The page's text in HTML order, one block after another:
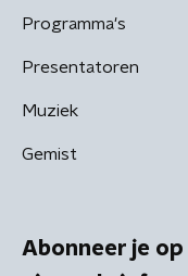
Programma's
Presentatoren
Muziek
Gemist
Abonneer je